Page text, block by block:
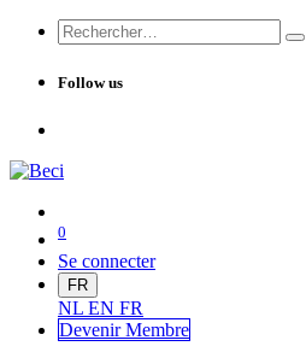
Follow us
0
Se connecter
FR
NL EN FR
Devenir Membre